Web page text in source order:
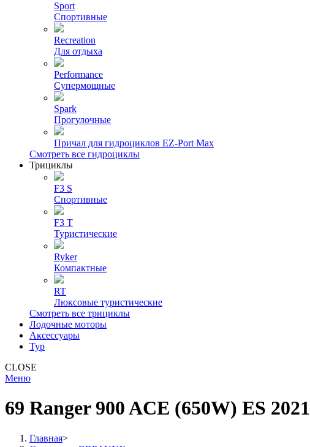
Sport
Спортивные
Recreation
Для отдыха
Performance
Супермощные
Spark
Прогулочные
Причал для гидроциклов EZ-Port Max
Смотреть все гидроциклы
Трициклы
F3 S
Спортивные
F3 T
Туристические
Ryker
Компактные
RT
Люксовые туристические
Смотреть все трициклы
Лодочные моторы
Аксессуары
Тур
CLOSE
Меню
69 Ranger 900 ACE (650W) ES 2021
Главная>